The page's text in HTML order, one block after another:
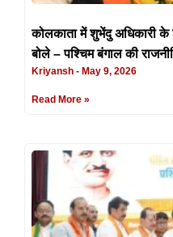
कोलकाता में शुभेंदु अधिकारी
बोले – पश्चिम बंगाल की
Kriyansh May 9, 2026
Read More »